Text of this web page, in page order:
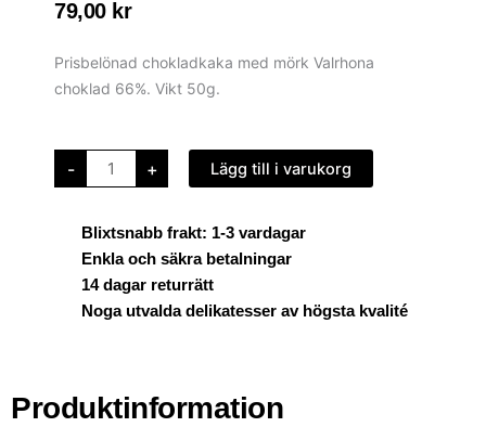
79,00 kr
Prisbelönad chokladkaka med mörk Valrhona
choklad 66%. Vikt 50g.
-
chocoMe
Chokladkaka
Carré
50F107
+ Lägg till i varukorg
Blixtsnabb frakt: 1-3 vardagar
Enkla och säkra betalningar
14 dagar returrätt
Noga utvalda delikatesser av högsta kvalité
Produktinformation